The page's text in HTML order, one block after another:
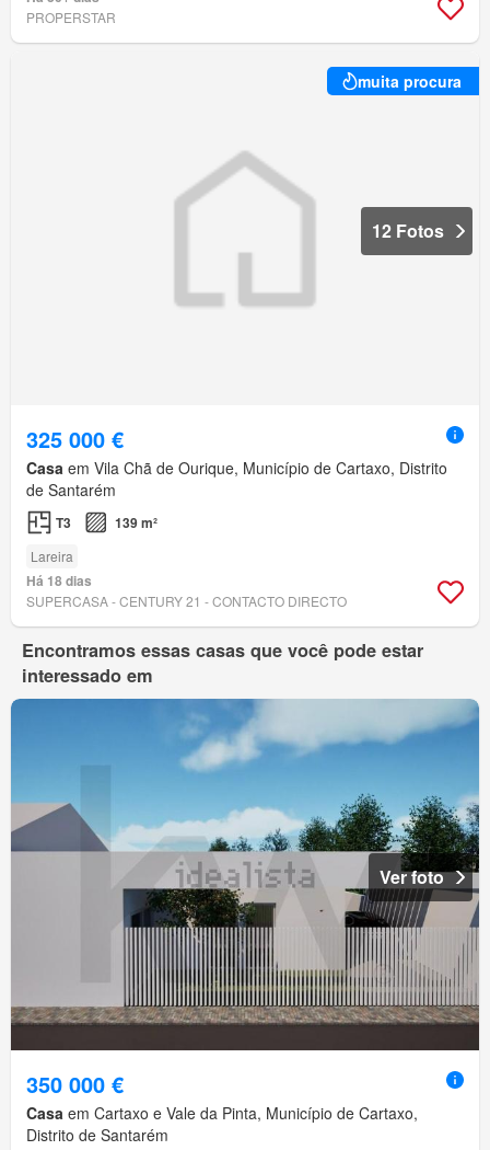
PROPERSTAR
muita procura
12 Fotos
325 000 €
Casa em Vila Chã de Ourique, Município de Cartaxo, Distrito
de Santarém
T3 139 m²
Lareira
Há 18 dias
SUPERCASA - CENTURY 21 - CONTACTO DIRECTO
Encontramos essas casas que você pode estar
interessado em
Ver foto
350 000 €
Casa em Cartaxo e Vale da Pinta, Município de Cartaxo,
Distrito de Santarém